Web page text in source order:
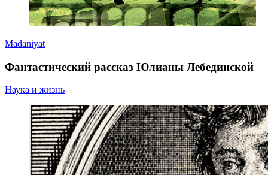
Madaniyat
Фантастический рассказ Юлианы Лебединской
Наука и жизнь